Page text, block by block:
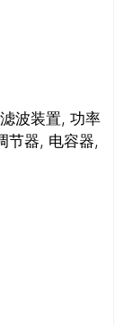
波装置, 功率
节器, 电容器,